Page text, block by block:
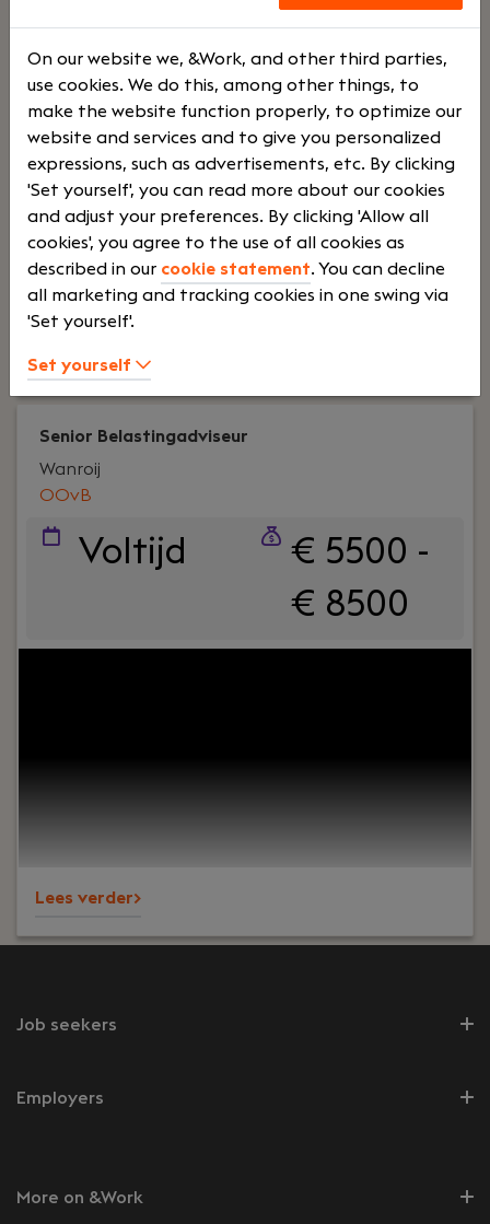
€ 2700 -
€ 4500
Your role:Ben jij aan het begin van je carrière in de
fiscaliteit en wil je jezelf breed ontwikkelen binnen
een professionele maar toegankelijke
organisatie? Als Junior Belastingadviseur krijg je de
kans om te groeien, veel te leren en direct waarde
toe te voegen voor klanten binnen het MKB.
Lees verder>
Senior Belastingadviseur
OOvB
Wanroij
Voltijd
€ 5500 -
€ 8500
Lees verder>
Job seekers
Employers
More on &Work
On our website we, &Work, and other third parties,
use cookies. We do this, among other things, to
make the website function properly, to optimize our
website and services and to give you personalized
expressions, such as advertisements, etc. By clicking
'Set yourself', you can read more about our cookies
and adjust your preferences. By clicking 'Allow all
cookies', you agree to the use of all cookies as
described in our cookie statement. You can decline
all marketing and tracking cookies in one swing via
'Set yourself'.
Set yourself